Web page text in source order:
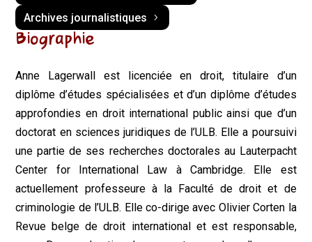
Archives journalistiques
Biographie
Anne Lagerwall
est licenciée en droit, titulaire d’un
diplôme d’études spécialisées et d’un diplôme d’études
approfondies en droit international public ainsi que d’un
doctorat en sciences juridiques de l’ULB. Elle a poursuivi
une partie de ses recherches doctorales au Lauterpacht
Center for International Law à Cambridge. Elle est
actuellement professeure à la Faculté de droit et de
criminologie de l’ULB. Elle co-dirige avec Olivier Corten la
Revue belge de droit international
et est responsable,